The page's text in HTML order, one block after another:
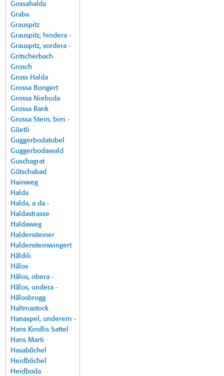
Gossahalda
Graba
Grauspitz
Grauspitz, hindera -
Grauspitz, vordera -
Gritscherbach
Grosch
Gross Halda
Grossa Bongert
Grossa Nieboda
Grossa Rank
Grossa Stein, bim -
Güetli
Guggerbodatobel
Guggerbodawald
Guschagrat
Gütschabad
Hainweg
Halda
Halda, a da -
Haldastrasse
Haldaweg
Haldensteiner
Haldensteinwingert
Häldili
Hälos
Hälos, obera -
Hälos, undera -
Hälosbrogg
Haltmastock
Hanaspel, underem -
Hans Kindlis Sattel
Hans Marti
Hasaböchel
Heidböchel
Heidboda